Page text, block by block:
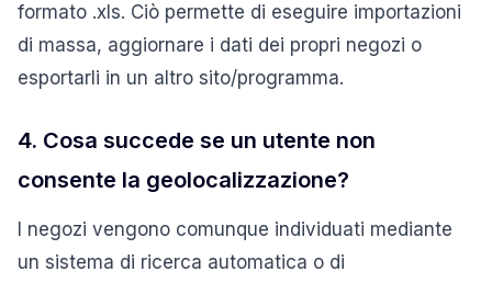
formato .xls. Ciò permette di eseguire importazioni
di massa, aggiornare i dati dei propri negozi o
esportarli in un altro sito/programma.
4. Cosa succede se un utente non
consente la geolocalizzazione?
I negozi vengono comunque individuati mediante
un sistema di ricerca automatica o di